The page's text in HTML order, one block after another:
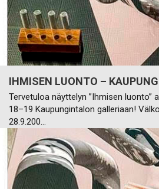
IHMISEN LUONTO –
Tervetuloa näyttelyn ”Ihmisen luonto”
18–19 Kaupungintalon galleriaan!
28.9.200…